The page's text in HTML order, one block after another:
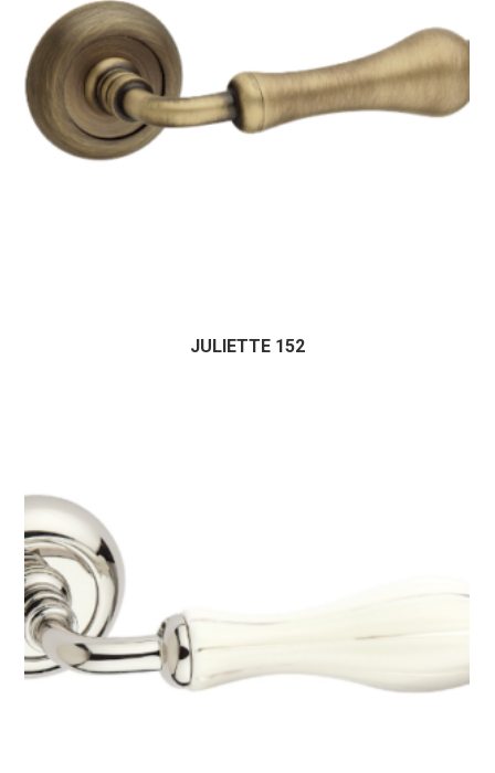
JULIETTE 152